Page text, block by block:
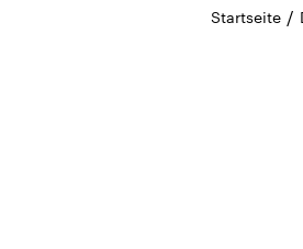
Hörspiel
Startseite /